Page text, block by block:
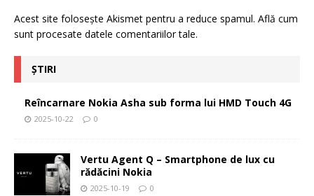
Acest site folosește Akismet pentru a reduce spamul. Află cum
sunt procesate datele comentariilor tale.
ȘTIRI
Reîncarnare Nokia Asha sub forma lui HMD Touch 4G
2025-10-22 0
Vertu Agent Q – Smartphone de lux cu
rădăcini Nokia
2025-10-19 0